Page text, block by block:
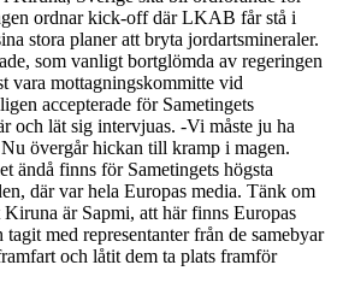
ordnar kick-off där LKAB får stå i
stora planer att bryta jordartsmineraler.
som vanligt bortglömda av regeringen
vara mottagningskommitte vid
accepterade för Sametingets
och lät sig intervjuas. -Vi måste ju ha
övergår hickan till kramp i magen.
ändå finns för Sametingets högsta
där var hela Europas media. Tänk om
Kiruna är Sapmi, att här finns Europas
med representanter från de samebyar
och låtit dem ta plats framför